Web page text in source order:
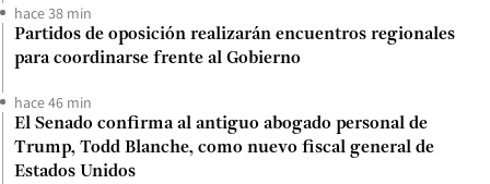
hace 38 min
Partidos de oposición realizarán encuentros regionales
para coordinarse frente al Gobierno
hace 46 min
El Senado confirma al antiguo abogado personal de
Trump, Todd Blanche, como nuevo fiscal general de
Estados Unidos